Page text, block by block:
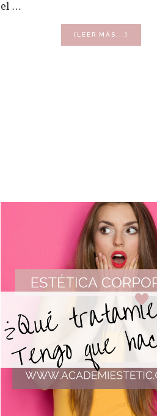
el …
[LEER MÁS...]
DE